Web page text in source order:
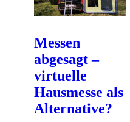
Messen
abgesagt –
virtuelle
Hausmesse als
Alternative?